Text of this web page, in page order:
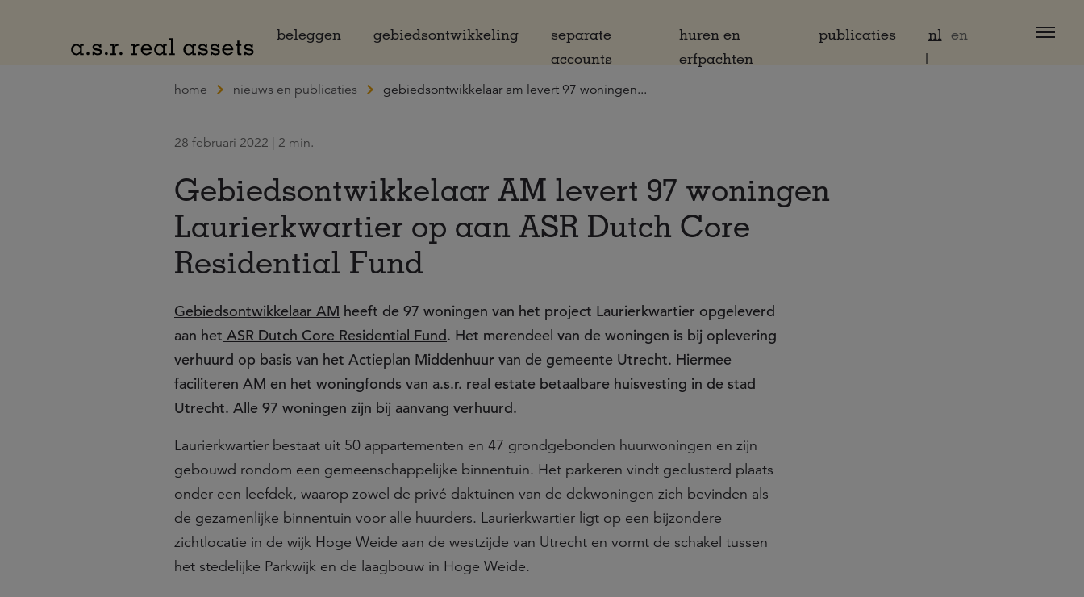
beleggen
gebiedsontwikkeling
separate
accounts
huren en
erfpachten
publicaties nl en
home nieuws en publicaties gebiedsontwikkelaar am levert 97 woningen...
28 februari 2022 | 2 min.
Gebiedsontwikkelaar AM levert 97 woningen
Laurierkwartier op aan ASR Dutch Core
Residential Fund
Gebiedsontwikkelaar AM heeft de 97 woningen van het project Laurierkwartier opgeleverd
aan het ASR Dutch Core Residential Fund. Het merendeel van de woningen is bij oplevering
verhuurd op basis van het Actieplan Middenhuur van de gemeente Utrecht. Hiermee
faciliteren AM en het woningfonds van a.s.r. real estate betaalbare huisvesting in de stad
Utrecht. Alle 97 woningen zijn bij aanvang verhuurd.
Laurierkwartier bestaat uit 50 appartementen en 47 grondgebonden huurwoningen en zijn
gebouwd rondom een gemeenschappelijke binnentuin. Het parkeren vindt geclusterd plaats
onder een leefdek, waarop zowel de privé daktuinen van de dekwoningen zich bevinden als
de gezamenlijke binnentuin voor alle huurders. Laurierkwartier ligt op een bijzondere
zichtlocatie in de wijk Hoge Weide aan de westzijde van Utrecht en vormt de schakel tussen
het stedelijke Parkwijk en de laagbouw in Hoge Weide.